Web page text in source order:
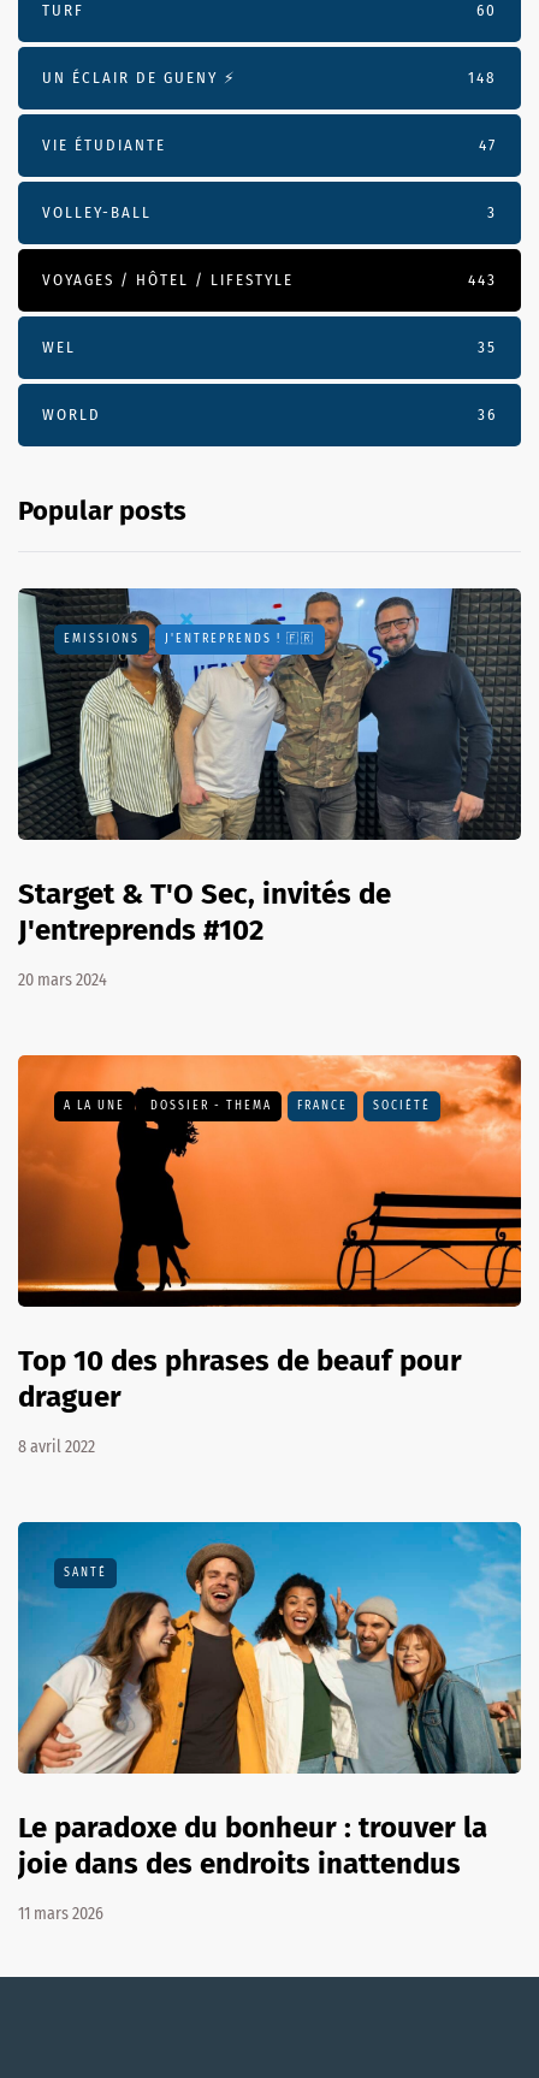
TURF 60
UN ÉCLAIR DE GUENY ⚡️ 148
VIE ÉTUDIANTE 47
VOLLEY-BALL 3
VOYAGES / HÔTEL / LIFESTYLE 443
WEL 35
WORLD 36
Popular posts
EMISSIONS J'ENTREPRENDS ! 🇫🇷
Starget & T'O Sec, invités de
J'entreprends #102
20 mars 2024
A LA UNE DOSSIER - THEMA FRANCE SOCIÉTÉ
Top 10 des phrases de beauf pour
draguer
8 avril 2022
SANTÉ
Le paradoxe du bonheur : trouver la
joie dans des endroits inattendus
11 mars 2026